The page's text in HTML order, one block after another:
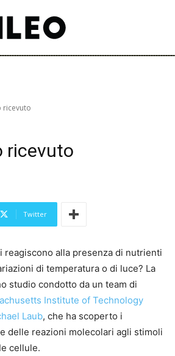
ricevuto
ricevuto
Twitter
reagiscono alla presenza di nutrienti
di temperatura o di luce? La
studio condotto da un team di
Institute of Technology
Laub, che ha scoperto i
delle reazioni molecolari agli stimoli
cellule.